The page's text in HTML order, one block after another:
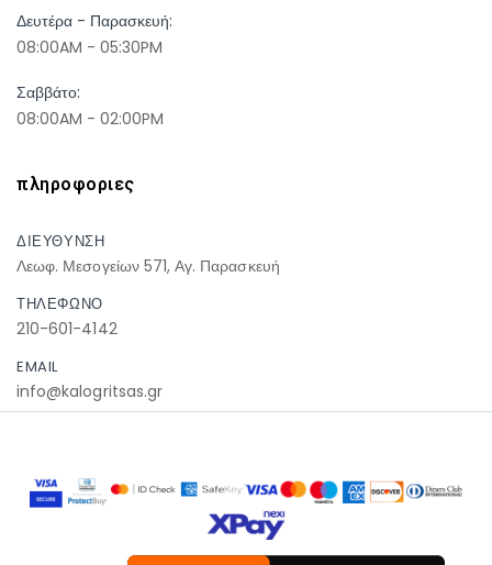
Δευτέρα - Παρασκευή:
08:00AM - 05:30PM
Σαββάτο:
08:00AM - 02:00PM
πληροφοριες
ΔΙΕΥΘΥΝΣΗ
Λεωφ. Μεσογείων 571, Αγ. Παρασκευή
ΤΗΛΕΦΩΝΟ
210-601-4142
EMAIL
info@kalogritsas.gr